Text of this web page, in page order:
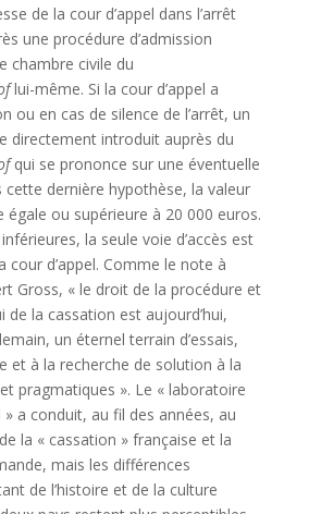
de la cour d’appel dans l’arrêt
une procédure d’admission
chambre civile du
lui-même. Si la cour d’appel a
ou en cas de silence de l’arrêt, un
directement introduit auprès du
qui se prononce sur une éventuelle
cette dernière hypothèse, la valeur
égale ou supérieure à 20 000 euros.
la seule voie d’accès est
cour d’appel. Comme le note à
Gross, « le droit de la procédure et
la cassation est aujourd’hui,
un éternel terrain d’essais,
et à la recherche de solution à la
pragmatiques ». Le « laboratoire
a conduit, au fil des années, au
la « cassation » française et la
mais les différences
de l’histoire et de la culture